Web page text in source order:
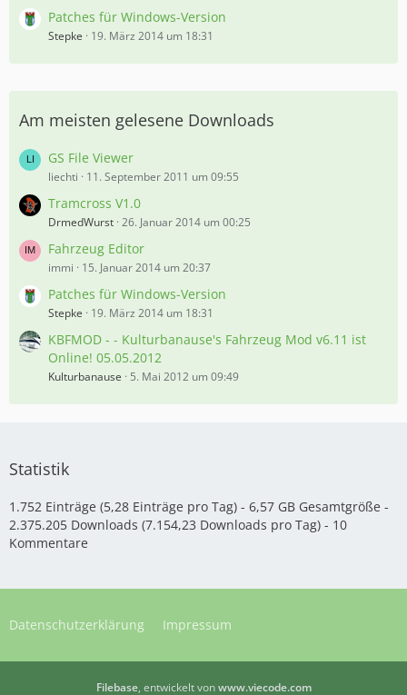
Patches für Windows-Version
Stepke 19. März 2014 um 18:31
Am meisten gelesene Downloads
GS File Viewer
liechti 11. September 2011 um 09:55
Tramcross V1.0
DrmedWurst 26. Januar 2014 um 00:25
Fahrzeug Editor
immi 15. Januar 2014 um 20:37
Patches für Windows-Version
Stepke 19. März 2014 um 18:31
KBFMOD - - Kulturbanause's Fahrzeug Mod v6.11 ist
Online! 05.05.2012
Kulturbanause 5. Mai 2012 um 09:49
Statistik
1.752 Einträge (5,28 Einträge pro Tag) - 6,57 GB Gesamtgröße -
2.375.205 Downloads (7.154,23 Downloads pro Tag) - 10
Kommentare
Datenschutzerklärung Impressum
Filebase, entwickelt vonwww.viecode.com